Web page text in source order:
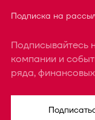
Подписка на
Подписывайтесь
компании и
ряда,